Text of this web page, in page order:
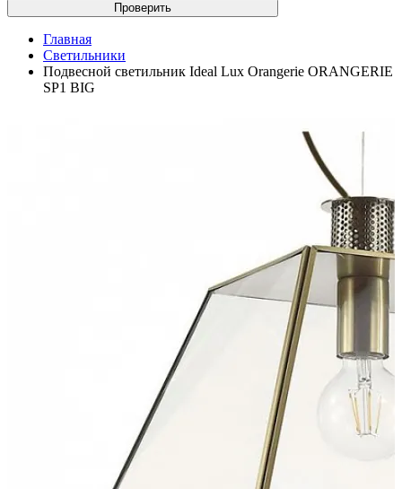
Проверить
Главная
Светильники
Подвесной светильник Ideal Lux Orangerie ORANGERIE
SP1 BIG